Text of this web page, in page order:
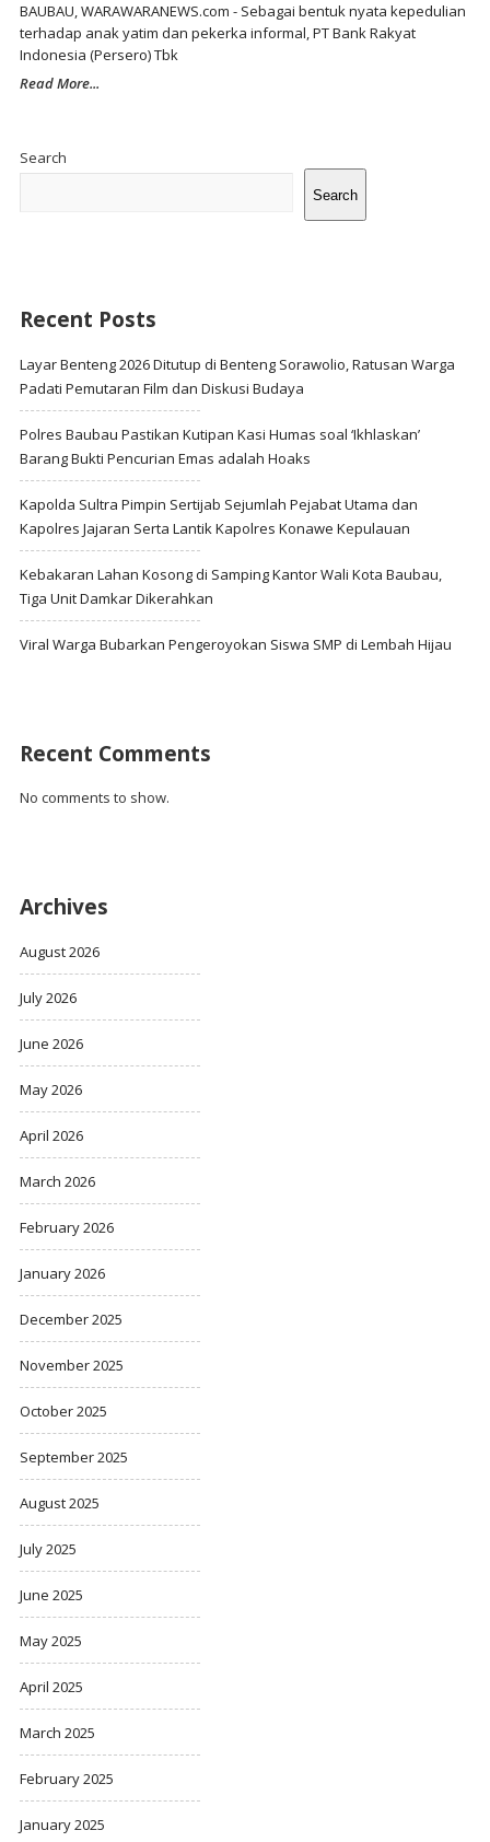
BAUBAU, WARAWARANEWS.com - Sebagai bentuk nyata kepedulian
terhadap anak yatim dan pekerka informal, PT Bank Rakyat
Indonesia (Persero) Tbk
Read More...
Search
Search
Recent Posts
Layar Benteng 2026 Ditutup di Benteng Sorawolio, Ratusan Warga
Padati Pemutaran Film dan Diskusi Budaya
Polres Baubau Pastikan Kutipan Kasi Humas soal ‘Ikhlaskan’
Barang Bukti Pencurian Emas adalah Hoaks
Kapolda Sultra Pimpin Sertijab Sejumlah Pejabat Utama dan
Kapolres Jajaran Serta Lantik Kapolres Konawe Kepulauan
Kebakaran Lahan Kosong di Samping Kantor Wali Kota Baubau,
Tiga Unit Damkar Dikerahkan
Viral Warga Bubarkan Pengeroyokan Siswa SMP di Lembah Hijau
Recent Comments
No comments to show.
Archives
August 2026
July 2026
June 2026
May 2026
April 2026
March 2026
February 2026
January 2026
December 2025
November 2025
October 2025
September 2025
August 2025
July 2025
June 2025
May 2025
April 2025
March 2025
February 2025
January 2025